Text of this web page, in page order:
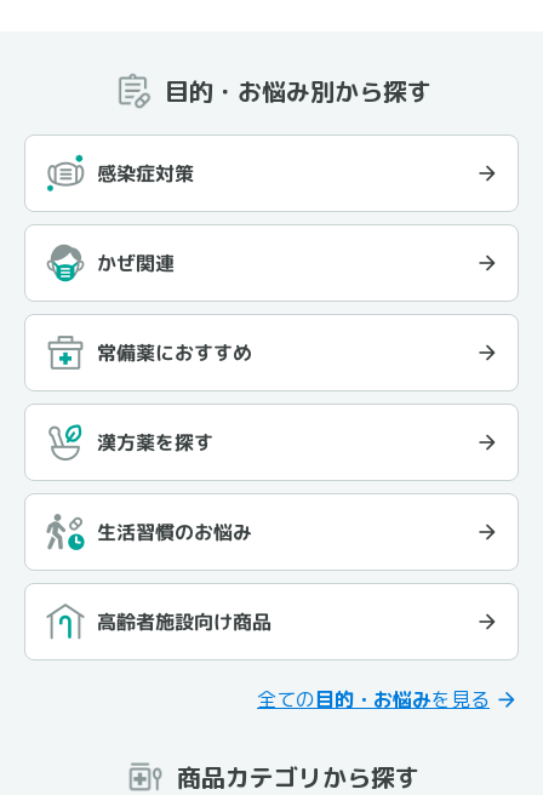
目的・お悩み別から探す
感染症対策
かぜ関連
常備薬におすすめ
漢方薬を探す
生活習慣のお悩み
高齢者施設向け商品
全ての目的・お悩みを見る
商品カテゴリから探す